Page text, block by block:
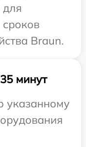
для
сроков
Braun.
минут
указанному